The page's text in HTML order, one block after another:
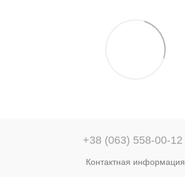
+38 (063) 558-00-12
Контактная информация